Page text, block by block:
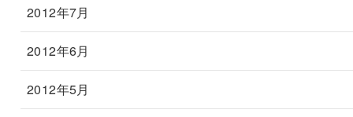
2012年7月
2012年6月
2012年5月